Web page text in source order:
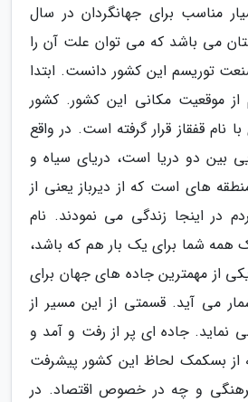
مناسب برای جهانگردان در سال
می باشد که می توان علت آن را
توریسم این کشور دانست. ابتدا
از موقعیت مکانی این کشور. کشور
نام قفقاز قرار گرفته است. در واقع
بین دو دریا است، دریای سیاه و
های است که از دیرباز یعنی از
در اینجا زندگی می نمودند. نام
همه شما برای یک بار هم که باشد،
از مهمترین جاده های جهان برای
می آید. قسمتی از این مسیر از
نماید. جاده ای پر از رفت و آمد و
بسکمک لحاظ این کشور پیشرفت
و چه در خصوص اقتصاد. در